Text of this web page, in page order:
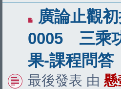
有
新
文
章
廣論止觀
0005 三乘
果-課程問答
最後發表 由 懸